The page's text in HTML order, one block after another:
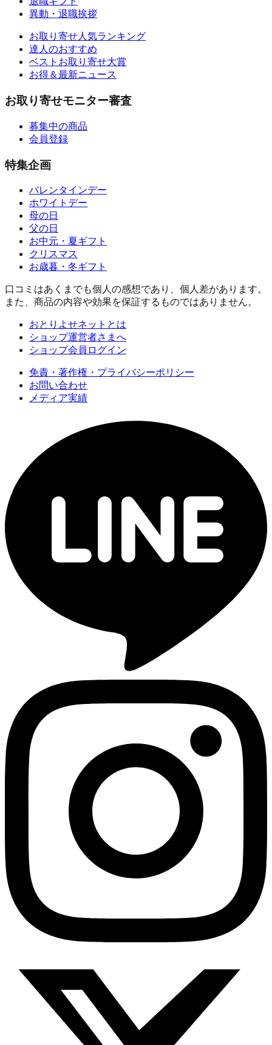
異動・退職挨拶
お取り寄せ人気ランキング
達人のおすすめ
ベストお取り寄せ大賞
お得＆最新ニュース
お取り寄せモニター審査
募集中の商品
会員登録
特集企画
バレンタインデー
ホワイトデー
母の日
父の日
お中元・夏ギフト
クリスマス
お歳暮・冬ギフト
口コミはあくまでも個人の感想であり、個人差があります。
また、商品の内容や効果を保証するものではありません。
おとりよせネットとは
ショップ運営者さまへ
ショップ会員ログイン
免責・著作権・プライバシーポリシー
お問い合わせ
メディア実績